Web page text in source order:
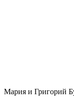
Мария и Григорий